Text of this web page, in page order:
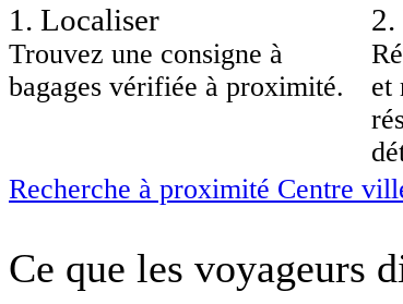
1 . Localiser
Trouvez une consigne à
bagages vérifiée à proximité.
2.
et
Recherche à proximité Centre
Ce que les voyageurs